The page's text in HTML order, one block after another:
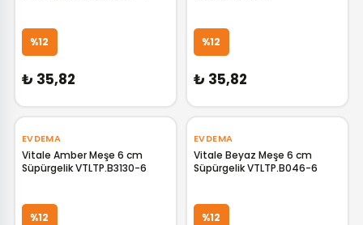
%12
₺ 35,82
%12
₺ 35,82
EVDEMA
Vitale Amber Meşe 6 cm
Süpürgelik VTLTP.B3130-6
%12
EVDEMA
Vitale Beyaz Meşe 6 cm
Süpürgelik VTLTP.B046-6
%12